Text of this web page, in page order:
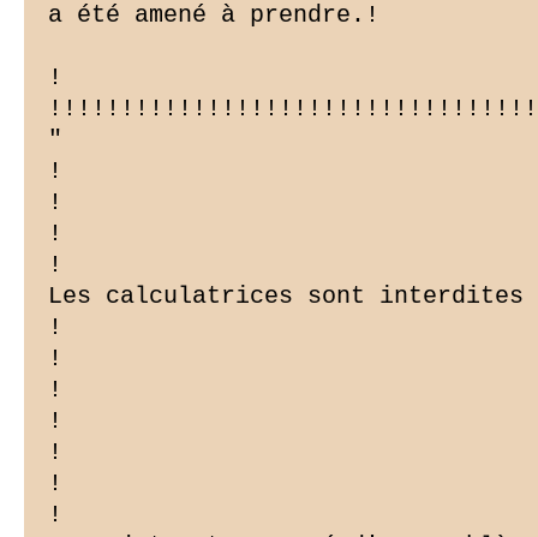
a été amené à prendre.!
!
"
!
!
!
!
Les calculatrices sont interdites
!
!
!
!
!
!
!